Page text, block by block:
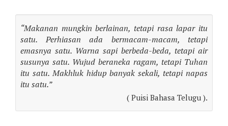
“Makanan mungkin berlainan, tetapi rasa lapar itu
satu. Perhiasan ada bermacam-macam, tetapi
emasnya satu. Warna sapi berbeda-beda, tetapi air
susunya satu. Wujud beraneka ragam, tetapi Tuhan
itu satu. Makhluk hidup banyak sekali, tetapi napas
itu satu.”
( Puisi Bahasa Telugu ).